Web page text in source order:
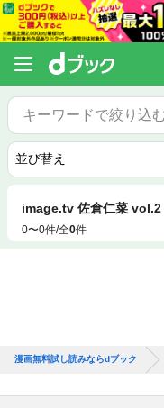
image.tv 佐倉仁菜 vol.2
0〜0件/全0件
漫画無料試し読みならdブック